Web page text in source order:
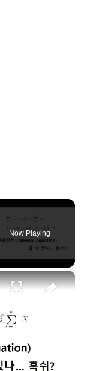
Now Playing
×